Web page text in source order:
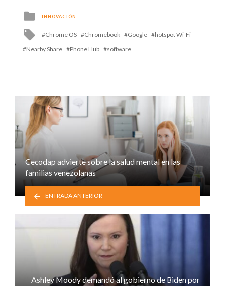
Posted
in
INNOVACIÓN
Tagged
Chrome OS Chromebook Google
hotspot Wi-Fi
Nearby Share
Phone Hub software
Cecodap advierte sobre la salud mental en las
familias venezolanas
ENTRADA ANTERIOR
Ashley Moody demandó al gobierno de Biden por